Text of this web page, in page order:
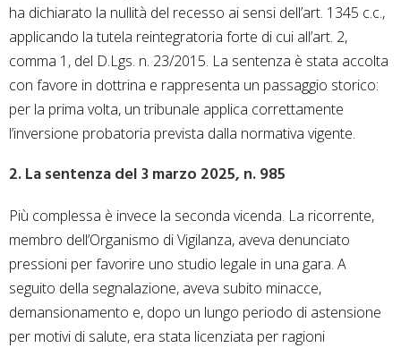
ha dichiarato la nullità del recesso ai sensi dell’art. 1345 c.c.,
applicando la tutela reintegratoria forte di cui all’art. 2,
comma 1, del D.Lgs. n. 23/2015. La sentenza è stata accolta
con favore in dottrina e rappresenta un passaggio storico:
per la prima volta, un tribunale applica correttamente
l’inversione probatoria prevista dalla normativa vigente.
2. La sentenza del 3 marzo 2025, n. 985
Più complessa è invece la seconda vicenda. La ricorrente,
membro dell’Organismo di Vigilanza, aveva denunciato
pressioni per favorire uno studio legale in una gara. A
seguito della segnalazione, aveva subito minacce,
demansionamento e, dopo un lungo periodo di astensione
per motivi di salute, era stata licenziata per ragioni